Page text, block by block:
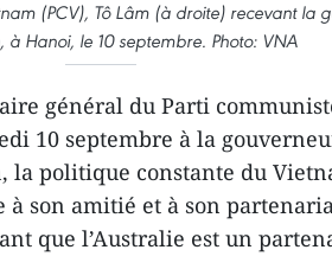
(PCV), Tô Lâm (à droite) recevant la
à Hanoi, le 10 septembre. Photo: VNA
général du Parti
10 septembre à la
la politique constante du
à son amitié et à son
que l’Australie est un